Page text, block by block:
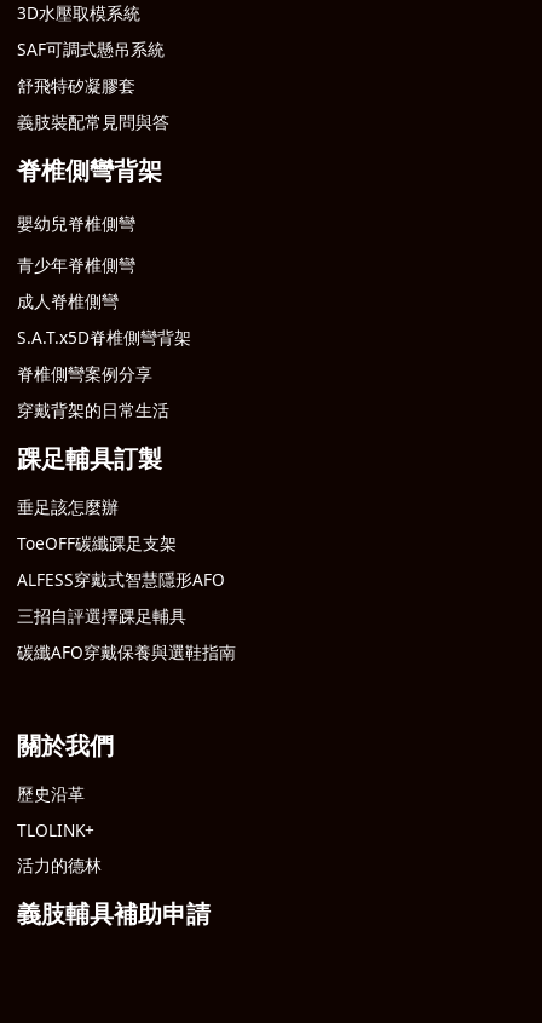
3D水壓取模系統
SAF可調式懸吊系統
舒飛特矽凝膠套
義肢裝配常見問與答
脊椎側彎背架
嬰幼兒脊椎側彎
青少年脊椎側彎
成人脊椎側彎
S.A.T.x5D脊椎側彎背架
脊椎側彎案例分享
穿戴背架的日常生活
踝足輔具訂製
垂足該怎麼辦
ToeOFF碳纖踝足支架
ALFESS穿戴式智慧隱形AFO
三招自評選擇踝足輔具
碳纖AFO穿戴保養與選鞋指南
關於我們
歷史沿革
TLOLINK+
活力的德林
義肢輔具補助申請